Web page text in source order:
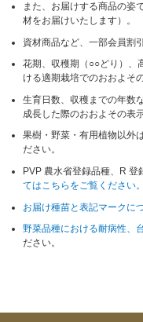
また、お届けする商品の姿
材をお届けいたします）。
資材商品など、一部会員割
花期、収穫期（○○どり）、
ける適期栽培でのおおよそ
生育日数、収穫までの年数
成長した際のおおよその表
果樹・野菜・有用植物以外
ださい。
PVP 農水省登録品種、R
てはこちらをご覧ください。
お届け種苗と表記マークに
野菜品種における耐病性、
ださい。